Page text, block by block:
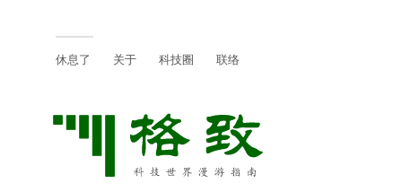
休息了 关于 科技圈 联络